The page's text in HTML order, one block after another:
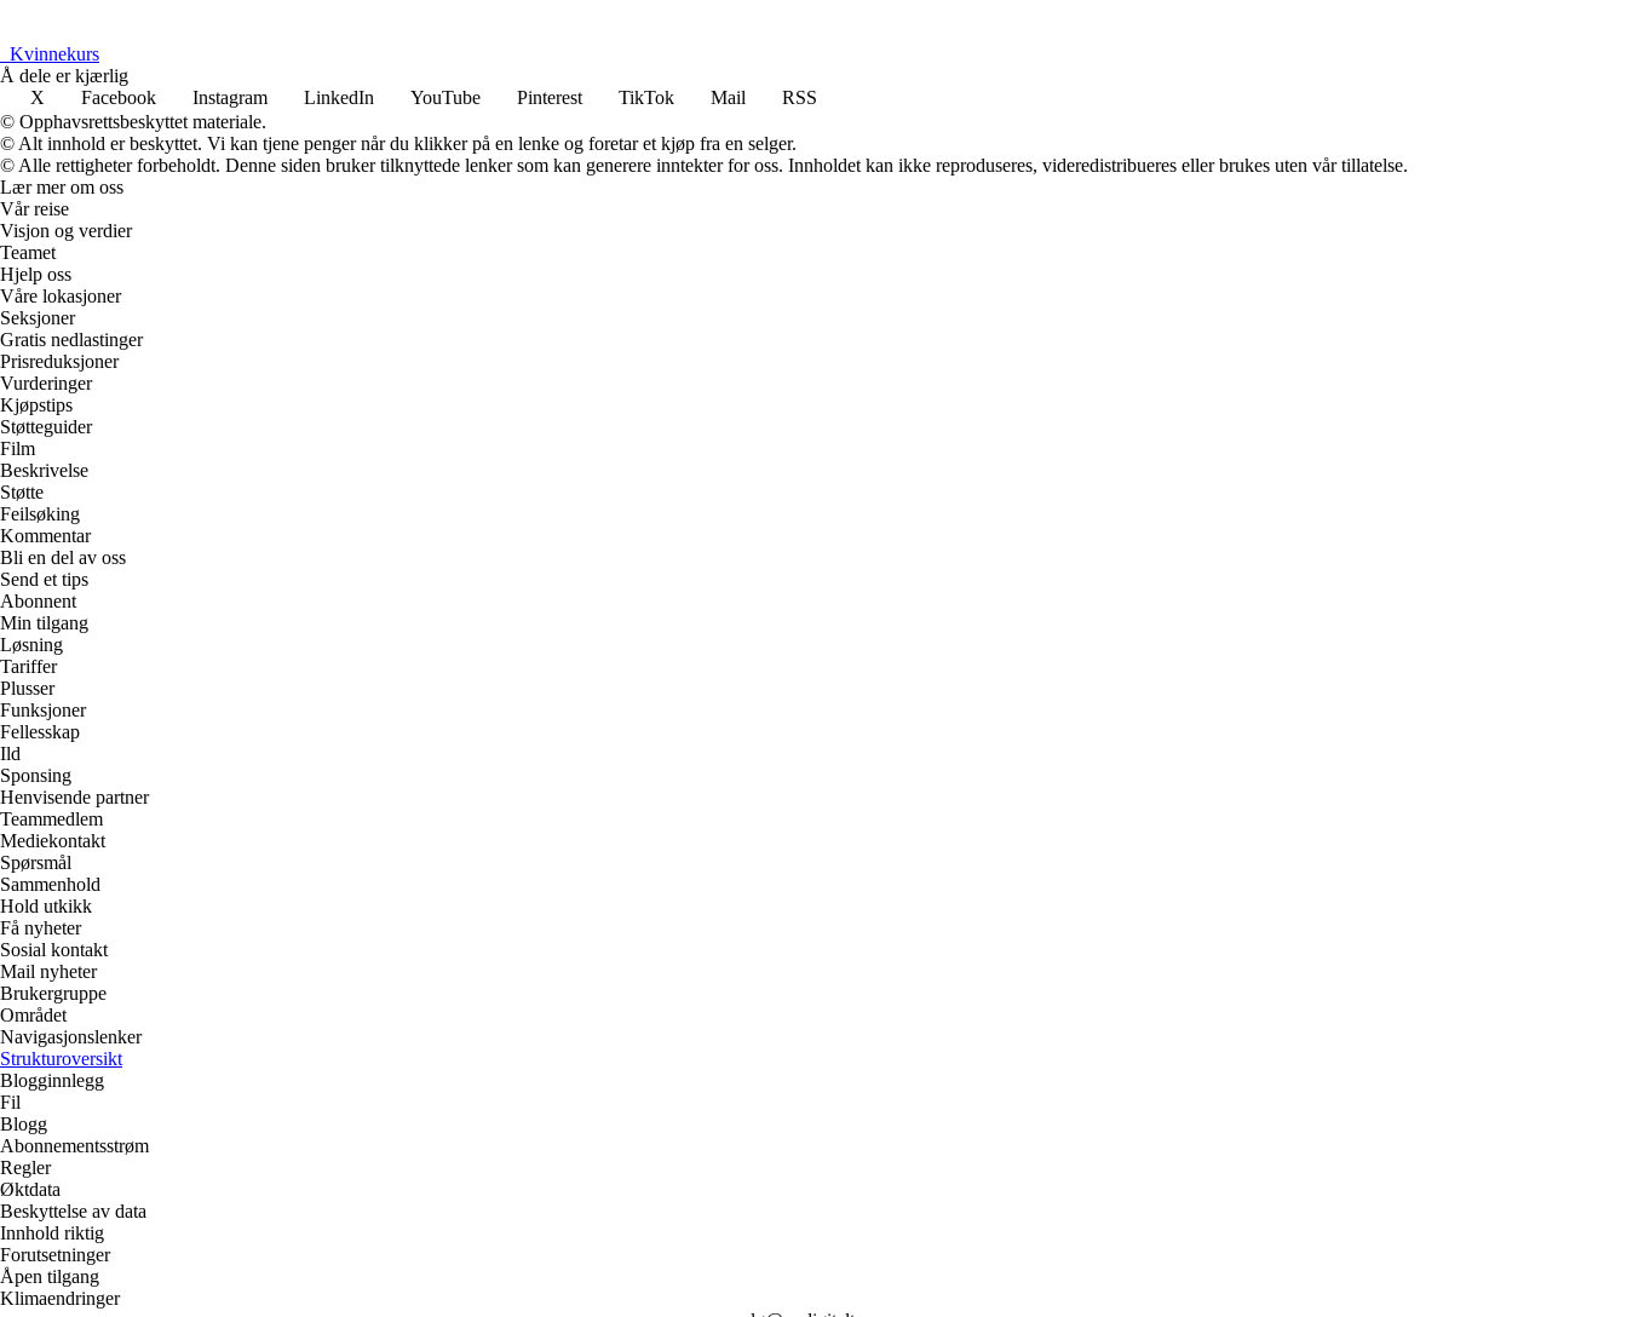
Kvinnekurs
Å dele er kjærlig
X
Facebook Instagram LinkedIn YouTube Pinterest TikTok Mail
RSS
© Opphavsrettsbeskyttet materiale.
© Alt innhold er beskyttet. Vi kan tjene penger når du klikker på en lenke og foretar et kjøp fra en selger.
© Alle rettigheter forbeholdt. Denne siden bruker tilknyttede lenker som kan generere inntekter for oss. Innholdet kan ikke reproduseres, videredistribueres eller brukes uten vår tillatelse.
Lær mer om oss
Vår reise
Visjon og verdier
Teamet
Hjelp oss
Våre lokasjoner
Seksjoner
Gratis nedlastinger
Prisreduksjoner
Vurderinger
Kjøpstips
Støtteguider
Film
Beskrivelse
Støtte
Feilsøking
Kommentar
Bli en del av oss
Send et tips
Abonnent
Min tilgang
Løsning
Tariffer
Plusser
Funksjoner
Fellesskap
Ild
Sponsing
Henvisende partner
Teammedlem
Mediekontakt
Spørsmål
Sammenhold
Hold utkikk
Få nyheter
Sosial kontakt
Mail nyheter
Brukergruppe
Området
Navigasjonslenker
Strukturoversikt
Blogginnlegg
Fil
Blogg
Abonnementsstrøm
Regler
Øktdata
Beskyttelse av data
Innhold riktig
Forutsetninger
Åpen tilgang
Klimaendringer